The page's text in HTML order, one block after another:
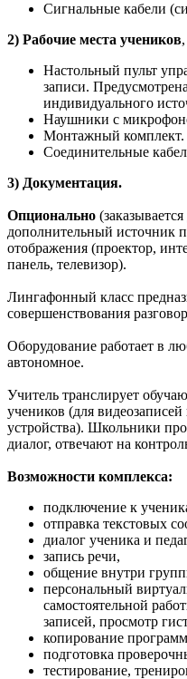
Сигнальные кабели
2) Рабочие места учеников
Настольный пульт
записи.
индивидуального
Наушники с
Монтажный комплект.
Соединительные
3) Документация.
Опционально
дополнительный источник
отображения (проектор,
панель, телевизор).
Лингафонный класс
совершенствования
Оборудование работает в
автономное.
Учитель транслирует
учеников (для
устройства). Школьники
диалог, отвечают на
Возможности комплекса:
подключение к
отправка текстовых
диалог ученика и
запись речи,
общение внутри
персональный
самостоятельной
записей, просмотр
копирование
подготовка
тестирование,